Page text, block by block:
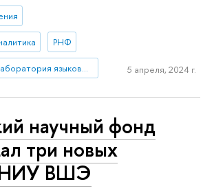
РНФ
Международная лаборатория языковой конвергенции 5 апреля, 2024 г.
научный фонд
три новых
НИУ ВШЭ